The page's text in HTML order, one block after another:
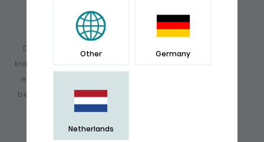
Other Germany
Netherlands
De nieuwste S!LK serie, kenmerkt zich door een
krachtige geschakelde structuur, welke een mooie
eenvoud met zich mee brengt. De Dua collectie
bestaat op dit moment nog uit twee armbanden
en zal in het najaar van 2019 uitgebreid gaan
worden.